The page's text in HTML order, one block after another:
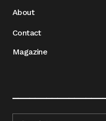
About
Contact
Magazine